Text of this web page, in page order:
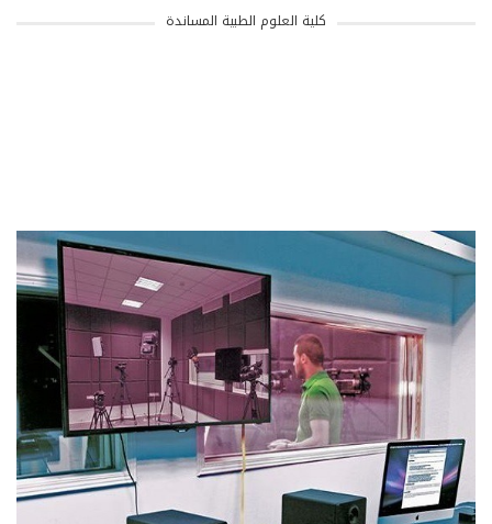
كلية العلوم الطبية المساندة